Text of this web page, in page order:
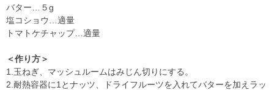
バター…５g
塩コショウ…適量
トマトケチャップ…適量
＜作り方＞
1.玉ねぎ、マッシュルームはみじん切りにする。
2.耐熱容器に1とナッツ、ドライフルーツを入れてバターを加えラッ